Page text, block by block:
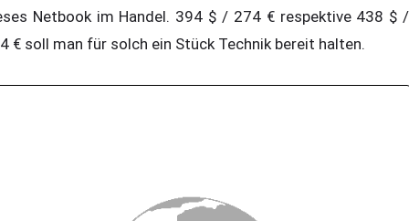
Netbook im Handel. 394 $ / 274 € respektive 438 $ /
€ soll man für solch ein Stück Technik bereit halten.